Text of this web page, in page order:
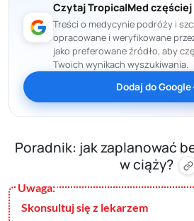
Czytaj TropicalMed
Treści o medycynie podróży i
opracowane i weryfikowane
jako preferowane źródło, aby
Twoich wynikach wyszukiwania.
Dodaj do Google
Poradnik: jak zaplanować
w ciąży?
Skonsultuj się z lekarzem